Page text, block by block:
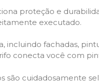
proteção e
executado.
incluindo fachadas,
conecta você com
são cuidadosamente